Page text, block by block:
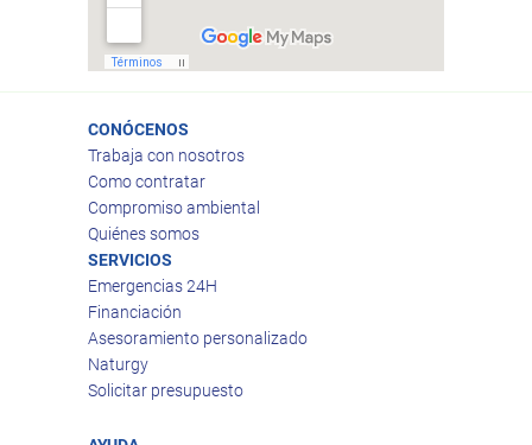
CONÓCENOS
Trabaja con nosotros
Como contratar
Compromiso ambiental
Quiénes somos
SERVICIOS
Emergencias 24H
Financiación
Asesoramiento personalizado
Naturgy
Solicitar presupuesto